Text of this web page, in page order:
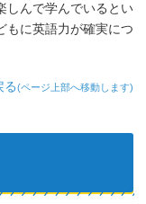
しんで学んでいるとい
もに英語力が確実につ
る(ページ上部へ移動します)